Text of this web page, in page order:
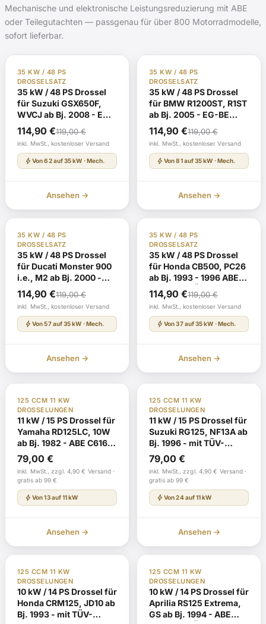
Mechanische und elektronische Leistungsreduzierung mit ABE
oder Teilegutachten — passgenau für über 800 Motorradmodelle,
sofort lieferbar.
35 KW / 48 PS
DROSSELSATZ
35 kW / 48 PS Drossel
für Suzuki GSX650F,
WVCJ ab Bj. 2008 - EG-
BE e4*2002/24*1342*
mit TÜV-Gutachten
119,00€
Ursprünglicher
Preis
war:
119,00 €
114,90 €
Aktueller
Preis
ist:
114,90 €.
inkl. MwSt., kostenloser Versand
bolt Von 62 auf 35 kW · Mech.
Ansehen →
35 KW / 48 PS
DROSSELSATZ
35 kW / 48 PS Drossel
für BMW R1200ST, R1ST
ab Bj. 2005 - EG-BE
e1*2002/24*0230* mit
TÜV-Gutachten
119,00€
Ursprünglicher
Preis
war:
119,00 €
114,90 €
Aktueller
Preis
ist:
114,90 €.
inkl. MwSt., kostenloser Versand
bolt Von 81 auf 35 kW · Mech.
Ansehen →
35 KW / 48 PS
DROSSELSATZ
35 kW / 48 PS Drossel
für Ducati Monster 900
i.e., M2 ab Bj. 2000 -
EG-BE
e1*92/61*00051* mit
TÜV-Gutachten
119,00€
Ursprünglicher
Preis
war:
119,00 €
114,90 €
Aktueller
Preis
ist:
114,90 €.
inkl. MwSt., kostenloser Versand
bolt Von 57 auf 35 kW · Mech.
Ansehen →
35 KW / 48 PS
DROSSELSATZ
35 kW / 48 PS Drossel
für Honda CB500, PC26
ab Bj. 1993 - 1996 ABE
G555 mit TÜV-
Gutachten
119,00€
Ursprünglicher
Preis
war:
119,00 €
114,90 €
Aktueller
Preis
ist:
114,90 €.
inkl. MwSt., kostenloser Versand
bolt Von 37 auf 35 kW · Mech.
Ansehen →
125 CCM 11 KW
DROSSELUNGEN
11 kW / 15 PS Drossel für
Yamaha RD125LC, 10W
ab Bj. 1982 - ABE C616
mit TÜV-Gutachten
79,00 €
inkl. MwSt., zzgl. 4,90 € Versand ·
gratis ab 99 €
bolt Von 13 auf 11 kW
Ansehen →
125 CCM 11 KW
DROSSELUNGEN
11 kW / 15 PS Drossel für
Suzuki RG125, NF13A ab
Bj. 1996 - mit TÜV-
Gutachten
79,00 €
inkl. MwSt., zzgl. 4,90 € Versand ·
gratis ab 99 €
bolt Von 24 auf 11 kW
Ansehen →
125 CCM 11 KW
DROSSELUNGEN
10 kW / 14 PS Drossel für
Honda CRM125, JD10 ab
Bj. 1993 - mit TÜV-
125 CCM 11 KW
DROSSELUNGEN
10 kW / 14 PS Drossel für
Aprilia RS125 Extrema,
GS ab Bj. 1994 - ABE